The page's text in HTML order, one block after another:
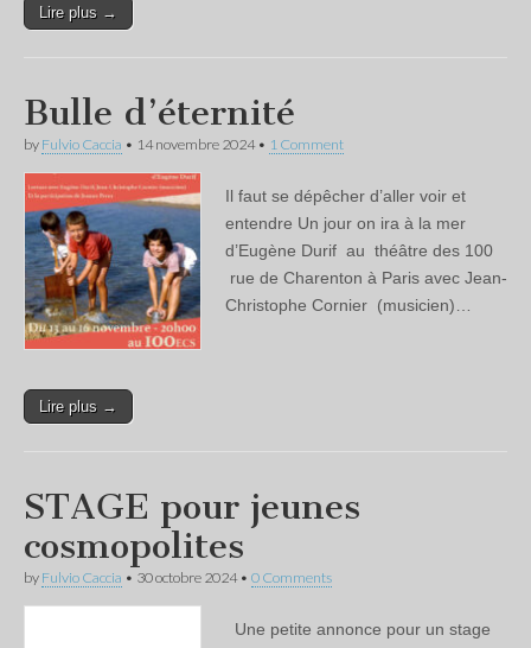
Lire plus →
Bulle d’éternité
by Fulvio Caccia • 14 novembre 2024• 1 Comment
Il faut se dépêcher d’aller voir et
entendre Un jour on ira à la mer
d’Eugène Durif au théâtre des 100
rue de Charenton à Paris avec Jean-
Christophe Cornier (musicien)…
Lire plus →
STAGE pour jeunes
cosmopolites
by Fulvio Caccia • 30 octobre 2024• 0 Comments
Une petite annonce pour un stage